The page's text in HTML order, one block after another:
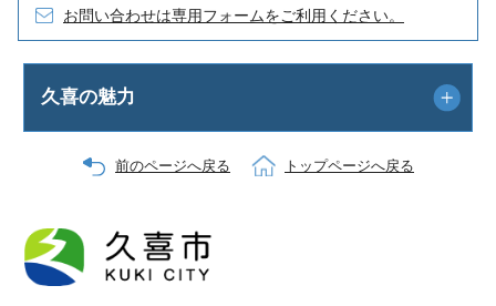
お問い合わせは専用フォームをご利用ください。
久喜の魅力
前のページへ戻る トップページへ戻る